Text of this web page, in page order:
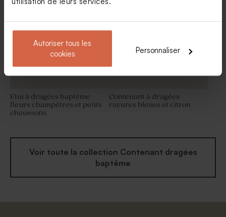
Autoriser tous les
cookies
Personnaliser
Etui à dragées baptême
fleurs champêtres et petits
chaussons
Contenant à dragées
rayures bleues et citron
Voir toute la collection Contenant dragées
baptême